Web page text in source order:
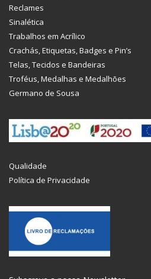
Reclames
Sinalética
Trabalhos em Acrílico
Crachás, Etiquetas, Badges e Pin’s
Telas, Tecidos e Bandeiras
Troféus, Medalhas e Medalhões
Germano de Sousa
Qualidade
Política de Privacidade